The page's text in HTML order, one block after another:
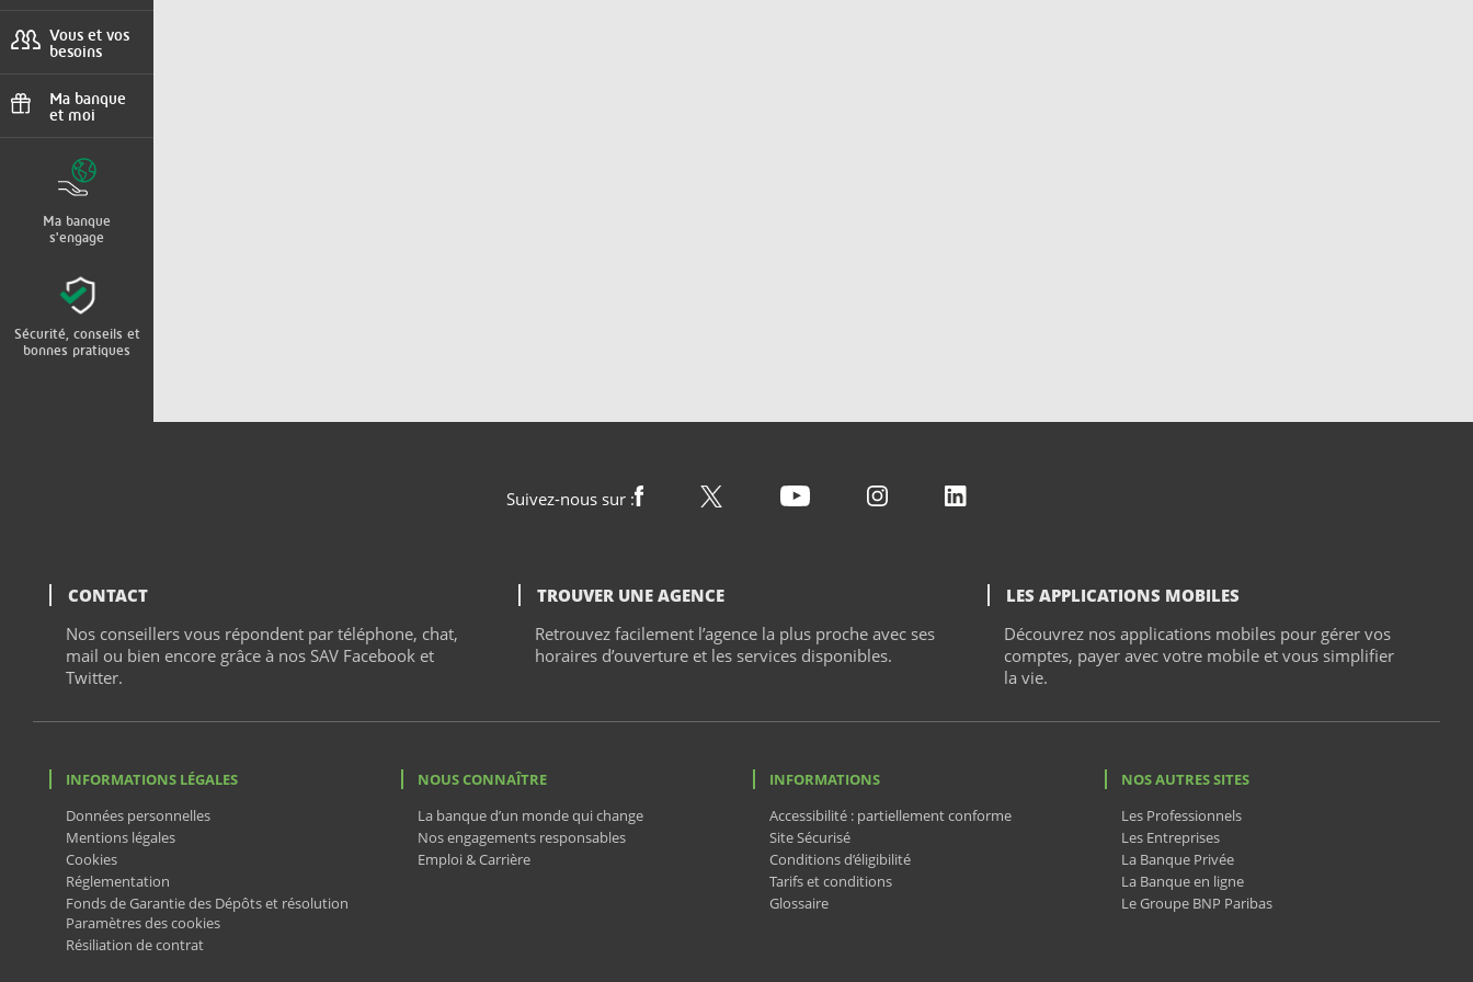
Vous et vos
besoins
client international
Ma banque
et moi
Ma banque
s'engage
Sécurité, conseils et
bonnes pratiques
Suivez-nous sur :
CONTACT
Nos conseillers vous répondent par téléphone, chattchat
,
mail ou bien encore grâce à nos SAV Facebook et
Twitter.
TROUVER UNE AGENCE
Retrouvez facilement l’agence la plus proche avec ses
horaires d’ouverture et les services disponibles.
LES APPLICATIONS MOBILES
Découvrez nos applications mobiles pour gérer vos
comptes, payer avec votre mobile et vous simplifier
la vie.
INFORMATIONS LÉGALES
Données personnelles
Mentions légales
Cookies
Réglementation
Fonds de Garantie des Dépôts et résolution
Paramètres des cookies
Résiliation de contrat
NOUS CONNAÎTRE
La banque d’un monde qui change
Nos engagements responsables
Emploi & Carrière
INFORMATIONS
Accessibilité : partiellement conforme
Site Sécurisé
Conditions d’éligibilité
Tarifs et conditions
Glossaire
NOS AUTRES SITES
Les Professionnels
Les Entreprises
La Banque Privée
La Banque en ligne
Le Groupe BNP Paribas